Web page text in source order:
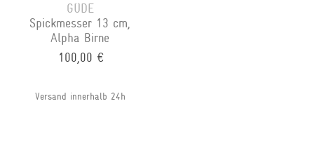
GÜDE
Spickmesser 13 cm,
Alpha Birne
100,00 €
Versand innerhalb 24h